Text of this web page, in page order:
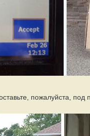
пожалуйста,